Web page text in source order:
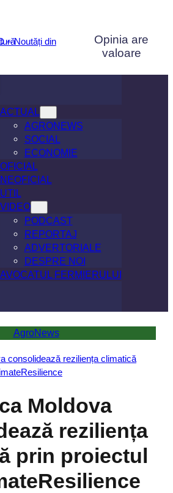
Opinia are
valoare
ACTUAL
AGRONEWS
SOCIAL
ECONOMIE
OFICIAL
NEOFICIAL
UTIL
VIDEO
PODCAST
REPORTAJ
ADVERTORIALE
DESPRE NOI
AVOCATUL FERMIERULUI
AgroNews
Moldova
reziliența
prin proiectul